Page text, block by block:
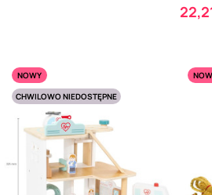
NOWY
CHWILOWO NIEDOSTĘPNE